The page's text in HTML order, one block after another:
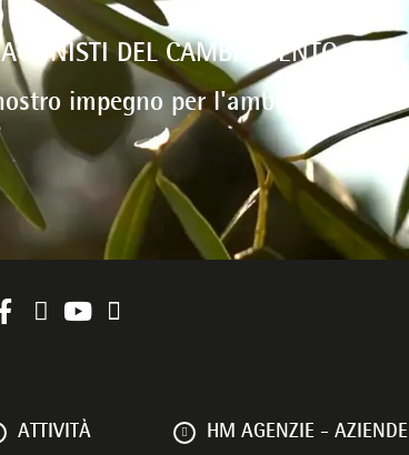
DEL CAMBIAMENTO
impegno per l'ambiente
ATTIVITÀ HM AGENZIE - AZIENDE